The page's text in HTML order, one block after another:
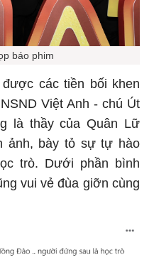
báo phim
các tiền bối khen
Việt Anh - chú Út
là thầy của Quân Lữ
ảnh, bày tỏ sự tự hào
trò. Dưới phần bình
vui vẻ đùa giỡn cùng